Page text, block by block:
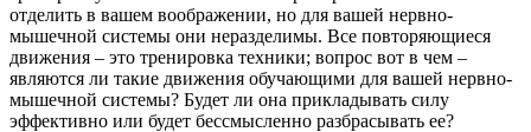
отделить в вашем воображении, но для вашей нервно-
мышечной системы они неразделимы. Все повторяющиеся
движения – это тренировка техники; вопрос вот в чем –
являются ли такие движения обучающими для вашей нервно-
мышечной системы? Будет ли она прикладывать силу
эффективно или будет бессмысленно разбрасывать ее?